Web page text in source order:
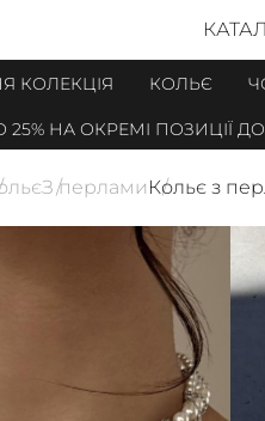
КОЛЕКЦІЯ КОЛЬЄ
НА ОКРЕМІ ПОЗИЦІЇ ДО
З перлами Кольє з